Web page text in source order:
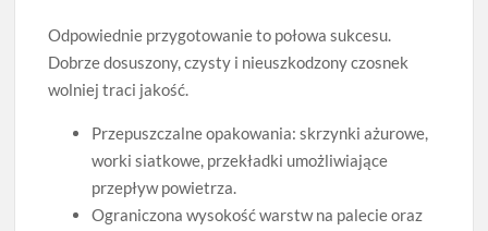
Odpowiednie przygotowanie to połowa sukcesu.
Dobrze dosuszony, czysty i nieuszkodzony czosnek
wolniej traci jakość.
Przepuszczalne opakowania: skrzynki ażurowe,
worki siatkowe, przekładki umożliwiające
przepływ powietrza.
Ograniczona wysokość warstw na palecie oraz